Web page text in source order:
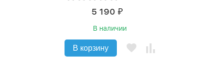
5 190 ₽
В наличии
В корзину